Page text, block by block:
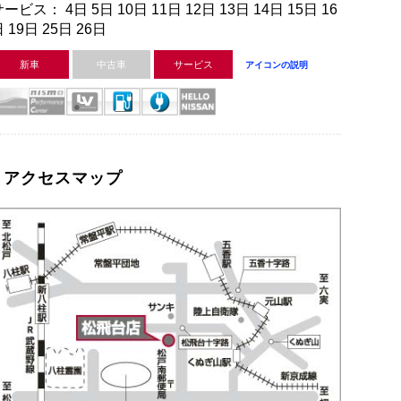
ービス： 4日 5日 10日 11日 12日 13日 14日 15日 16
19日 25日 26日
新車 中古車 サービス アイコンの説明
アクセスマップ